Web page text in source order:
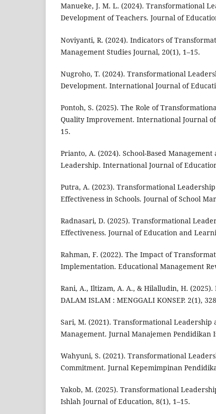
Manueke, J. M. L. (2024). Transformational
Development of Teachers. Journal of
Noviyanti, R. (2024). Indicators of
Management Studies Journal, 20(1), 1–15.
Nugroho, T. (2024). Transformational
Development. International Journal of
Pontoh, S. (2025). The Role of
Quality Improvement. International Journal of
15.
Prianto, A. (2024). School-Based
Leadership. International Journal of
Putra, A. (2023). Transformational
Effectiveness in Schools. Journal of School
Radnasari, D. (2025). Transformational
Effectiveness. Journal of Education and
Rahman, F. (2022). The Impact of
Implementation. Educational Management
Rani, A., Iltizam, A. A., & Hilalludin, H. (2025).
DALAM ISLAM : MENGGALI KONSEP. 2(1),
Sari, M. (2021). Transformational Leadership
Management. Jurnal Manajemen Pendidikan
Wahyuni, S. (2021). Transformational
Commitment. Jurnal Kepemimpinan
Yakob, M. (2025). Transformational
Ishlah Journal of Education, 8(1), 1–15.